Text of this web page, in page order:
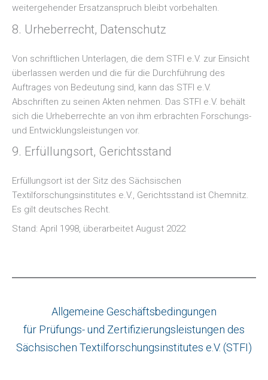
weitergehender Ersatzanspruch bleibt vorbehalten.
8. Urheberrecht, Datenschutz
Von schriftlichen Unterlagen, die dem STFI e.V. zur Einsicht
überlassen werden und die für die Durchführung des
Auftrages von Bedeutung sind, kann das STFI e.V.
Abschriften zu seinen Akten nehmen. Das STFI e.V. behält
sich die Urheberrechte an von ihm erbrachten Forschungs-
und Entwicklungsleistungen vor.
9. Erfüllungsort, Gerichtsstand
Erfüllungsort ist der Sitz des Sächsischen
Textilforschungsinstitutes e.V., Gerichtsstand ist Chemnitz.
Es gilt deutsches Recht.
Stand: April 1998, überarbeitet August 2022
Allgemeine Geschäftsbedingungen
für Prüfungs- und Zertifizierungsleistungen des
Sächsischen Textilforschungsinstitutes e.V. (STFI)